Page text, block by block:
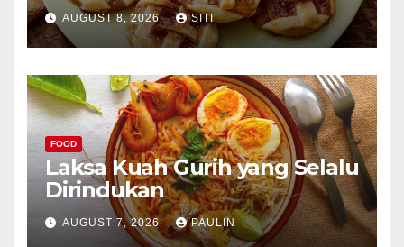
AUGUST 8, 2026 SITI
FOOD
Laksa Kuah Gurih yang Selalu
Dirindukan
AUGUST 7, 2026 PAULIN